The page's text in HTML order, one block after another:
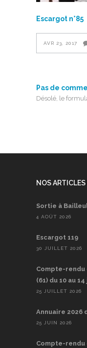
Escargot n°85
AVR 23, 2017
Pas de
Désolé, le
NOS
Sortie à
4 AOÛT 2026
Escargot 119
30 JUILLET 2026
Compte-rendu
(61) du 10 au
25 JUILLET 2026
Annuaire 2026
25 JUIN 2026
Compte-rendu